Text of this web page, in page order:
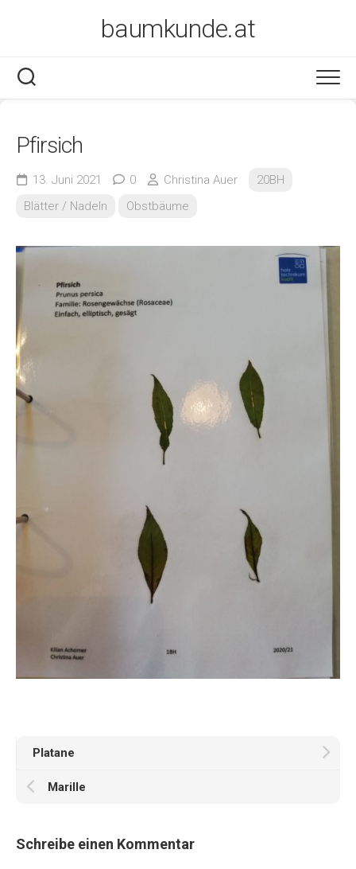
baumkunde.at
Pfirsich
13. Juni 2021 0 Christina Auer
20BH
Blätter / Nadeln
Obstbäume
Platane
Marille
Schreibe einen Kommentar